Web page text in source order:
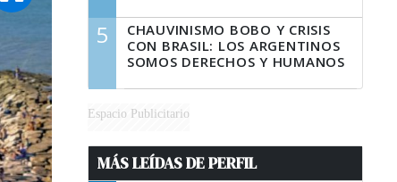
5
CHAUVINISMO BOBO Y CRISIS
CON BRASIL: LOS ARGENTINOS
SOMOS DERECHOS Y HUMANOS
Espacio Publicitario
MÁS LEÍDAS DE PERFIL